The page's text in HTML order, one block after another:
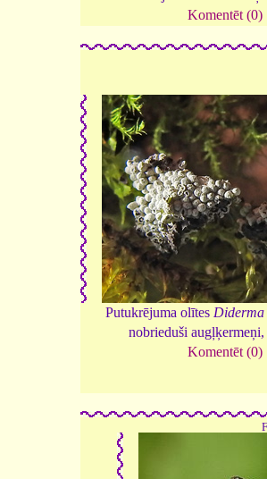
Komentēt (0)
Putukrējuma olītes Diderma
nobrieduši augļķermeņi,
Komentēt (0)